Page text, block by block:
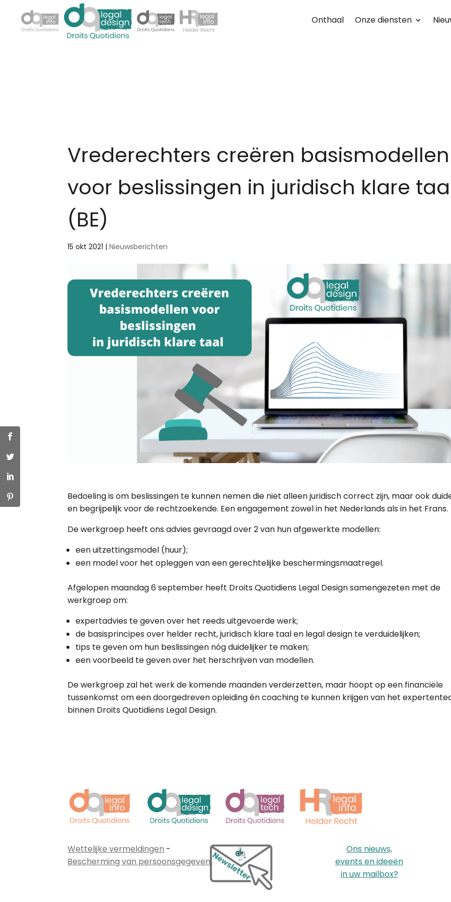
Onthaal Onze diensten
Vrederechters creëren basismodellen
voor beslissingen in juridisch klare
(BE)
15 okt 2021 |Nieuwsberichten
Bedoeling is om beslissingen te kunnen nemen die niet alleen juridisch correct zijn, maar ook
en begrijpelijk voor de rechtzoekende. Een engagement zowel in het Nederlands als in het Frans.
De werkgroep heeft ons advies gevraagd over 2 van hun afgewerkte modellen:
een uitzettingsmodel (huur);
een model voor het opleggen van een gerechtelijke beschermingsmaatregel.
Afgelopen maandag 6 september heeft Droits Quotidiens Legal Design samengezeten met de
werkgroep om:
expertadvies te geven over het reeds uitgevoerde werk;
de basisprincipes over helder recht, juridisch klare taal en legal design te verduidelijken;
tips te geven om hun beslissingen nóg duidelijker te maken;
eenvoorbeeld te geven over het herschrijven van modellen.
De werkgroep zal het werk de komende maanden verderzetten, maar hoopt op een financiële
tussenkomst om een doorgedreven opleiding én coaching te kunnen krijgen van het
binnen Droits Quotidiens Legal Design.
Wettelijke vermeldingen -
Bescherming van persoonsgegevens
Ons nieuws,
events en ideeën
in uw mailbox?